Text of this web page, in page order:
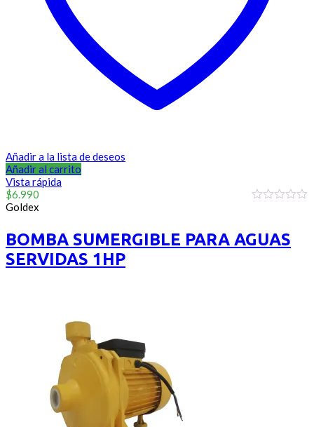
Añadir a la lista de deseos
Añadir al carrito
Vista rápida
5
$6.990
Goldex
BOMBA SUMERGIBLE PARA AGUAS
SERVIDAS 1HP